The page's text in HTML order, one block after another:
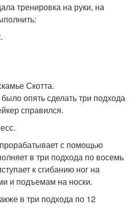
тренировка на руки, на
Скотта.
опять сделать три подхода
справился.
с помощью
в три подхода по восемь
к сгибанию ног на
и подъемам на носки.
в три подхода по 12